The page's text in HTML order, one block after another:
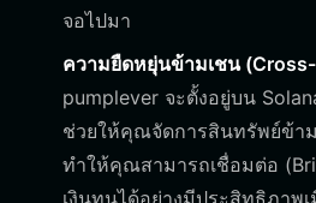
จอไปมา
ความยืดหยุ่นข้ามเชน
pumplever จะตั้งอยู่บน
ช่วยให้คุณจัดการสินทรัพย์ข้า
ทำให้คุณสามารถเชื่อมต่อ
เงินทุนได้อย่างมีประสิทธิภาพ